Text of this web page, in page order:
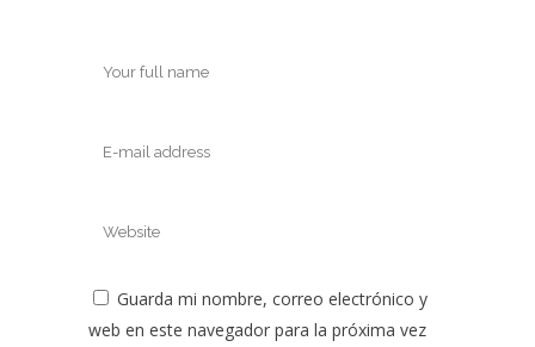
Guarda mi nombre, correo electrónico y
web en este navegador para la próxima vez